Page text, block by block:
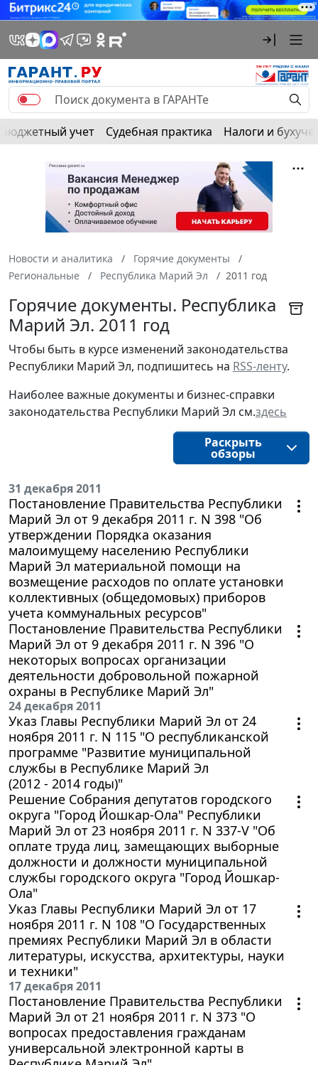
Бюджетный учет Судебная практика Налоги и
Новости и аналитика
Горячие документы
Региональные
Республика Марий Эл 2011 год
Горячие документы. Республика
Марий Эл. 2011 год
Чтобы быть в курсе изменений законодательства
Республики Марий Эл, подпишитесь на RSS-ленту.
Наиболее важные документы и бизнес-справки
законодательства Республики Марий Эл см.здесь
Раскрыть
обзоры
31 декабря 2011
Постановление Правительства Республики
Марий Эл от 9 декабря 2011 г. N 398 "Об
утверждении Порядка оказания
малоимущему населению Республики
Марий Эл материальной помощи на
возмещение расходов по оплате установки
коллективных (общедомовых) приборов
учета коммунальных ресурсов"
Постановление Правительства Республики
Марий Эл от 9 декабря 2011 г. N 396 "О
некоторых вопросах организации
деятельности добровольной пожарной
охраны в Республике Марий Эл"
24 декабря 2011
Указ Главы Республики Марий Эл от 24
ноября 2011 г. N 115 "О республиканской
программе "Развитие муниципальной
службы в Республике Марий Эл
(2012 - 2014 годы)"
Решение Собрания депутатов городского
округа "Город Йошкар-Ола" Республики
Марий Эл от 23 ноября 2011 г. N 337-V "Об
оплате труда лиц, замещающих выборные
должности и должности муниципальной
службы городского округа "Город Йошкар-
Ола"
Указ Главы Республики Марий Эл от 17
ноября 2011 г. N 108 "О Государственных
премиях Республики Марий Эл в области
литературы, искусства, архитектуры, науки
и техники"
17 декабря 2011
Постановление Правительства Республики
Марий Эл от 21 ноября 2011 г. N 373 "О
вопросах предоставления гражданам
универсальной электронной карты в